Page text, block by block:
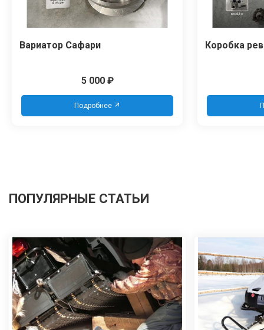
Вариатор Сафари
5 000₽
Подробнее
Коробка
ПОПУЛЯРНЫЕ СТАТЬИ